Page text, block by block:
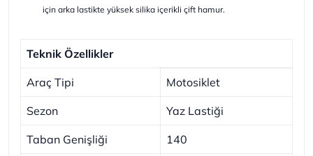
için arka lastikte yüksek silika içerikli çift hamur.
Teknik Özellikler
Araç Tipi Motosiklet
Sezon Yaz Lastiği
Taban Genişliği 140